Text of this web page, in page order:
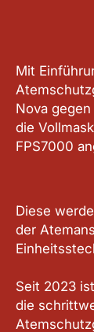
Mit
Nova
die
FPS7000
Diese
der
Seit 2023
die